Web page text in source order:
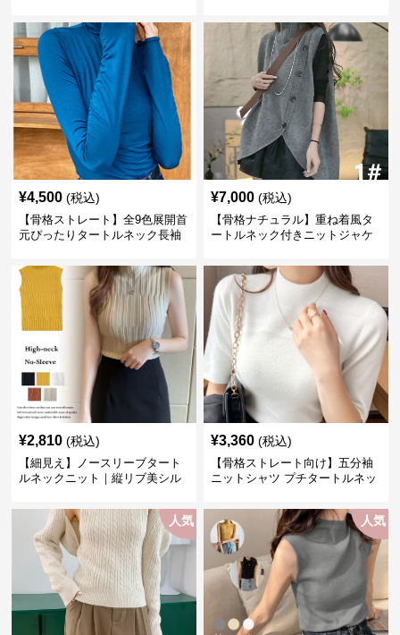
¥4,500 (税込)
【骨格ストレート】全9色展開首
元ぴったりタートルネック長袖
¥7,000 (税込)
【骨格ナチュラル】重ね着風タ
ートルネック付きニットジャケ
¥2,810 (税込)
【細見え】ノースリーブタート
ルネックニット｜縦リブ美シル
¥3,360 (税込)
【骨格ストレート向け】五分袖
ニットシャツ プチタートルネッ
人気 人気